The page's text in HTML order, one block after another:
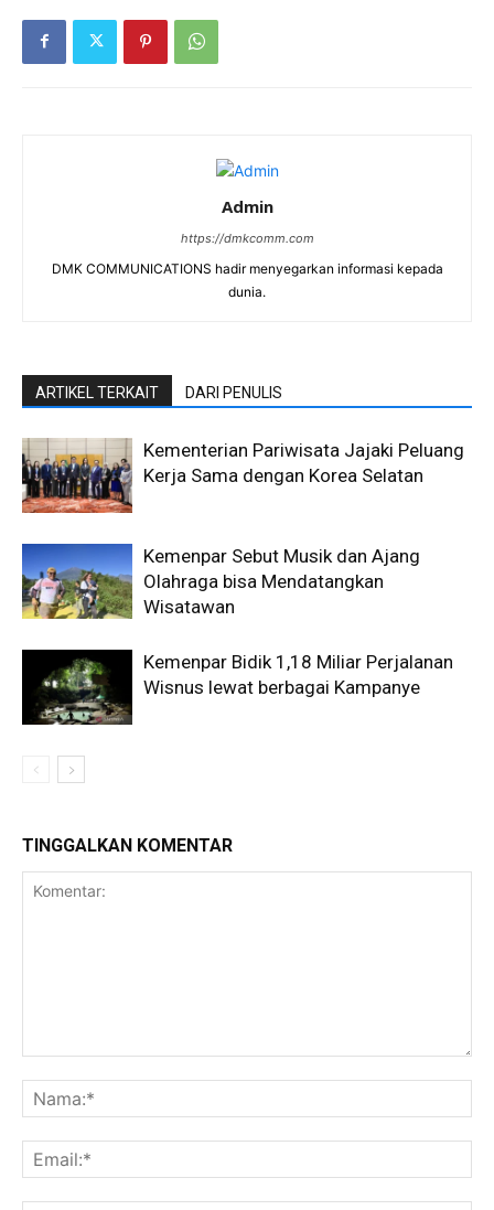
Admin
https://dmkcomm.com
DMK COMMUNICATIONS hadir menyegarkan informasi kepada
dunia.
ARTIKEL TERKAIT DARI PENULIS
Kementerian Pariwisata Jajaki Peluang
Kerja Sama dengan Korea Selatan
Kemenpar Sebut Musik dan Ajang
Olahraga bisa Mendatangkan
Wisatawan
Kemenpar Bidik 1,18 Miliar Perjalanan
Wisnus lewat berbagai Kampanye
TINGGALKAN KOMENTAR